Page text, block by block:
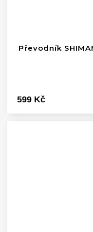
Převodník
599 Kč